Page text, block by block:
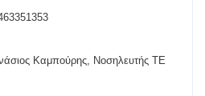
Καμπούρης, Νοσηλευτής ΤΕ